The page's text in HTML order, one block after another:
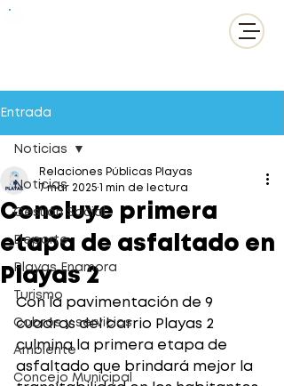
Entrada
Noticias
Gestión Social
Deporte
Playas Enamora
Turismo
Cobros y servicios
Ambiente
Concejo Municipal
Noticias
Concluye primera
etapa de asfaltado en
Playas 2
Relaciones Públicas Playas
7 mar 2025 1 min de lectura
Con la pavimentación de 9
cuadras del barrio Playas 2
culmina la primera etapa de
asfaltado que brindará mejor la